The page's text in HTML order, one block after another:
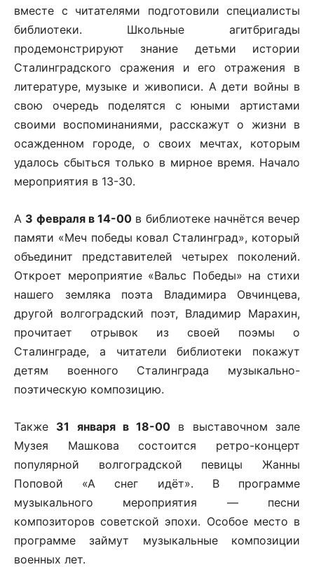
вместе с читателями подготовили специалисты
библиотеки. Школьные агитбригады
продемонстрируют знание детьми истории
Сталинградского сражения и его отражения в
литературе, музыке и живописи. А дети войны в
свою очередь поделятся с юными артистами
своими воспоминаниями, расскажут о жизни в
осажденном городе, о своих мечтах, которым
удалось сбыться только в мирное время. Начало
мероприятия в 13-30.
А 3 февраля в 14-00 в библиотеке начнётся вечер
памяти «Меч победы ковал Сталинград», который
объединит представителей четырех поколений.
Откроет мероприятие «Вальс Победы» на стихи
нашего земляка поэта Владимира Овчинцева,
другой волгоградский поэт, Владимир Марахин,
прочитает отрывок из своей поэмы о
Сталинграде, а читатели библиотеки покажут
детям военного Сталинграда музыкально-
поэтическую композицию.
Также 31 января в 18-00 в выставочном зале
Музея Машкова состоится ретро-концерт
популярной волгоградской певицы Жанны
Поповой «А снег идёт». В программе
музыкального мероприятия — песни
композиторов советской эпохи. Особое место в
программе займут музыкальные композиции
военных лет.